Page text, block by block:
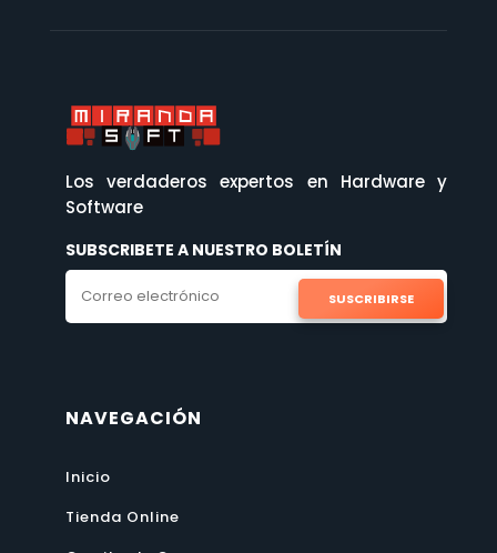
Los verdaderos expertos en Hardware y
Software
SUBSCRIBETE A NUESTRO BOLETÍN
SUSCRIBIRSE
NAVEGACIÓN
Inicio
Tienda Online